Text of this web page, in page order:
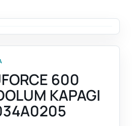
600
KAPAGI